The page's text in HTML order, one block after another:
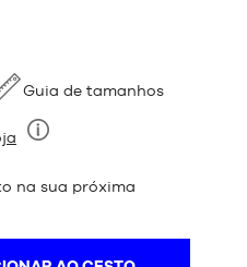
Guia de tamanhos
na sua próxima